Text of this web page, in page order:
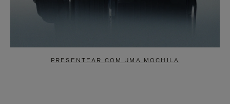
PRESENTEAR COM UMA MOCHILA